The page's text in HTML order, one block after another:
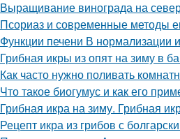
Выращивание винограда на
Псориаз и современные методы
Функции печени В нормализации
Грибная икры из опят на зиму в
Как часто нужно поливать
Что такое биогумус и как его
Грибная икра на зиму. Грибная
Рецепт икра из грибов с